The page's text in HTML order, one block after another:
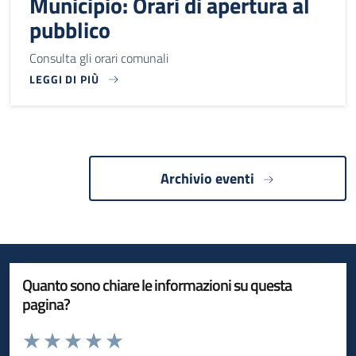
pubblico
Consulta gli orari comunali
LEGGI DI PIÙ
CONSULTA GLI ORARI COMUNALI
Archivio eventi
Quanto sono chiare le informazioni su questa
pagina?
Valuta da 1 a 5 stelle la pagina